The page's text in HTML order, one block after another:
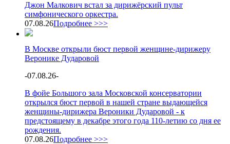
Джон Малкович встал за дирижёрский пульт
симфонического оркестра.
07.08.26Подробнее >>>
В Москве открыли бюст первой женщине-дирижеру
Веронике Дударовой
-07.08.26-
В фойе Большого зала Московской консерватории
открылся бюст первой в нашей стране выдающейся
женщины-дирижера Вероники Дударовой - к
предстоящему в декабре этого года 110-летию со дня ее
рождения.
07.08.26Подробнее >>>